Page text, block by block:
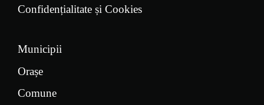
Confidențialitate și Cookies
Municipii
Orașe
Comune